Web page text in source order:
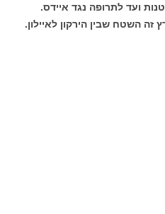
לתרופה נגד איידס.
שבין הירקון לאיילון.